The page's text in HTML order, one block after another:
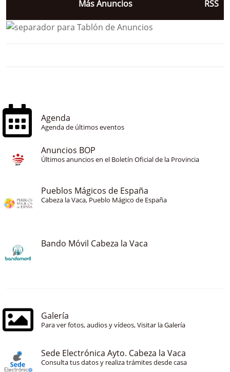
Más Anuncios RSS
Agenda
Agenda de últimos eventos
Anuncios BOP
Últimos anuncios en el Boletín Oficial de la Provincia
Pueblos Mágicos de España
Cabeza la Vaca, Pueblo Mágico de España
Bando Móvil Cabeza la Vaca
Galería
Para ver fotos, audios y vídeos, Visitar la Galería
Sede Electrónica Ayto. Cabeza la Vaca
Consulta tus datos y realiza trámites desde casa